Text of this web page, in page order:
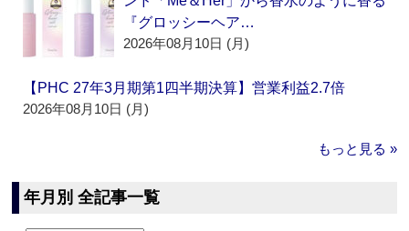
『グロッシーヘア…
2026年08月10日 (月)
【PHC 27年3月期第1四半期決算】営業利益2.7倍
2026年08月10日 (月)
もっと見る »
年月別 全記事一覧